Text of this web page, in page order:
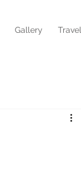
Gallery Travel